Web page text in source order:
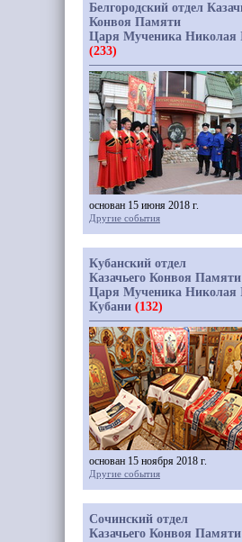
Белгородский отдел
Конвоя Памяти
Царя Мученика Николая
(233)
основан 15 июня 2018 г.
Другие события
Кубанский отдел
Казачьего Конвоя Памяти
Царя Мученика Николая
Кубани (132)
основан 15 ноября 2018 г.
Другие события
Сочинский отдел
Казачьего Конвоя Памяти